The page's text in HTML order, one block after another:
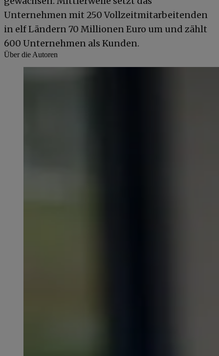
Unternehmen mit 250 Vollzeitmitarbeitenden
in elf Ländern 70 Millionen Euro um und zählt
600 Unternehmen als Kunden.
Über die Autoren